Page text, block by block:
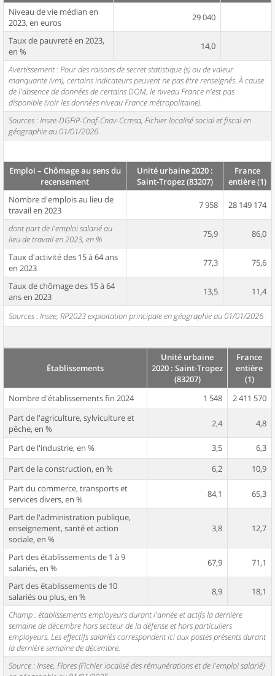
Niveau de vie médian en
2023, en euros
29 040
Taux de pauvreté en 2023,
en %
14,0
Avertissement : Pour des raisons de secret statistique (s) ou de valeur
manquante (vm), certains indicateurs peuvent ne pas être renseignés. À cause
de l'absence de données de certains DOM, le niveau France n'est pas
disponible (voir les données niveau France métropolitaine).
Sources : Insee-DGFiP-Cnaf-Cnav-Ccmsa, Fichier localisé social et fiscal en
géographie au 01/01/2026
Emploi – Chômage au sens du
recensement
Unité urbaine 2020 :
Saint-Tropez (83207)
France
entière (1)
Nombre d'emplois au lieu de
travail en 2023
7 958 28 149 174
dont part de l'emploi salarié au
lieu de travail en 2023, en %
75,9 86,0
Taux d'activité des 15 à 64 ans
en 2023
77,3 75,6
Taux de chômage des 15 à 64
ans en 2023
13,5 11,4
Sources : Insee, RP2023 exploitation principale en géographie au 01/01/2026
Établissements
Unité urbaine
2020 : Saint-Tropez
(83207)
France
entière
(1)
Nombre d'établissements fin 2024
1 548
2 411 570
Part de l'agriculture, sylviculture et
pêche, en %
2,4 4,8
Part de l'industrie, en % 3,5
6,3
Part de la construction, en %
6,2
10,9
Part du commerce, transports et
services divers, en %
84,1 65,3
Part de l'administration publique,
enseignement, santé et action
sociale, en %
3,8 12,7
Part des établissements de 1 à 9
salariés, en %
67,9 71,1
Part des établissements de 10
salariés ou plus, en %
8,9 18,1
Champ : établissements employeurs durant l'année et actifs la dernière
semaine de décembre hors secteur de la défense et hors particuliers
employeurs. Les effectifs salariés correspondent ici aux postes présents durant
la dernière semaine de décembre.
Source : Insee, Flores (Fichier localisé des rémunérations et de l'emploi salarié)